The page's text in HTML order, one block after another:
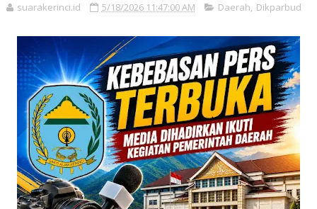
suarakerinci.id 5/18/2026 11:47:00 AM Daerah, Dikparbud